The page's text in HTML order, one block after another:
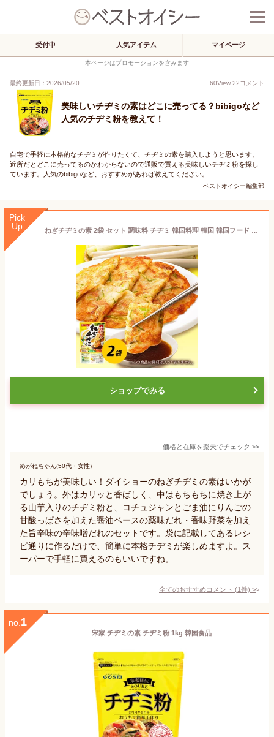
受付中 人気アイテム マイページ
本ページはプロモーションを含みます
最終更新日：2026/05/20 60View 22コメント
美味しいチヂミの素はどこに売ってる？bibigoなど
人気のチヂミ粉を教えて！
自宅で手軽に本格的なチヂミが作りたくて、チヂミの素を購入しようと思います。
近所だとどこに売ってるのかわからないので通販で買える美味しいチヂミ粉を探し
ています。人気のbibigoなど、おすすめがあれば教えてください。
ベストオイシー編集部
Pick
Up
ねぎチヂミの素 2袋 セット 調味料 チヂミ 韓国料理 韓国 韓国フード ネギ ダイショー
ショップでみる
価格と在庫を楽天でチェック >>
めがねちゃん(50代・女性)
カリもちが美味しい！ダイショーのねぎチヂミの素はいかが
でしょう。外はカリッと香ばしく、中はもちもちに焼き上が
る山芋入りのチヂミ粉と、コチュジャンとごま油にりんごの
甘酸っぱさを加えた醤油ベースの薬味だれ・香味野菜を加え
た旨辛味の辛味噌だれのセットです。袋に記載してあるレシ
ピ通りに作るだけで、簡単に本格チヂミが楽しめますよ。ス
ーパーで手軽に買えるのもいいですね。
全てのおすすめコメント (1件) >
no. 1
宋家 チヂミの素 チヂミ粉 1kg 韓国食品